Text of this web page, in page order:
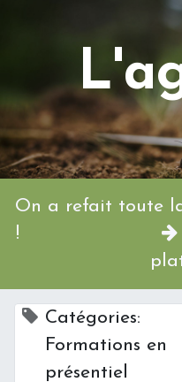
On a refait toute
!
Catégories:
Formations en
présentiel